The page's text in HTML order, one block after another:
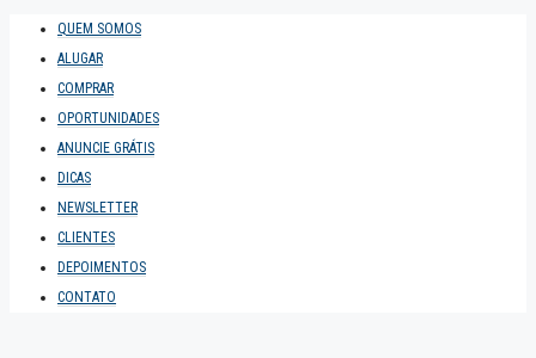
QUEM SOMOS
ALUGAR
COMPRAR
OPORTUNIDADES
ANUNCIE GRÁTIS
DICAS
NEWSLETTER
CLIENTES
DEPOIMENTOS
CONTATO